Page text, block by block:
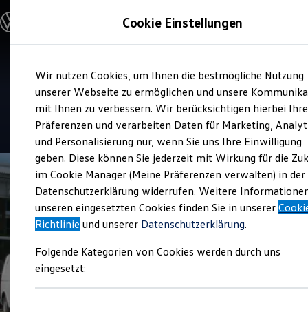
Hauptinhalt
springen
Footer
springen
Modelle & Konfigurator
Nutzfahrzeugkategorien entdecken
Modelle konfigurieren
Vorgängermodelle und Oldtimer
Vorgängermodelle
Oldtimer
Bulli Historie
Branchenlösungen & Gewerbekunden
Umbaulösungen und Hersteller finden
Auf- und Umbauten entdecken & konfigurieren
Groß- und Sonderkunden
Großkunden
Kommunen & Behörden
Journalisten
Sportvereine
Branchenlösungen
Gewerbliche Personenbeförderung
Service & mobile Werkstätten
Menschen mit Behinderung
Service
Autohaus Reckziegel
Cookie Einstellungen
Wir nutzen Cookies, um Ihnen die bestmögliche Nutzung
unserer Webseite zu ermöglichen und unsere
mit Ihnen zu verbessern. Wir berücksichtigen hierbei Ihre
Präferenzen und verarbeiten Daten für Marketing,
und Personalisierung nur, wenn Sie uns Ihre Einwilligung
geben. Diese können Sie jederzeit mit Wirkung für die
im Cookie Manager (Meine Präferenzen verwalten) in der
Datenschutzerklärung widerrufen. Weitere
unseren eingesetzten Cookies finden Sie in unserer
Richtlinie und unserer Datenschutzerklärung.
Folgende Kategorien von Cookies werden durch uns
eingesetzt: